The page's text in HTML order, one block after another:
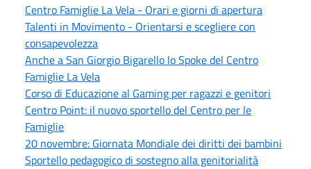
Centro Famiglie La Vela - Orari e giorni di apertura
Talenti in Movimento - Orientarsi e scegliere con
consapevolezza
Anche a San Giorgio Bigarello lo Spoke del Centro
Famiglie La Vela
Corso di Educazione al Gaming per ragazzi e genitori
Centro Point: il nuovo sportello del Centro per le
Famiglie
20 novembre: Giornata Mondiale dei diritti dei bambini
Sportello pedagogico di sostegno alla genitorialità